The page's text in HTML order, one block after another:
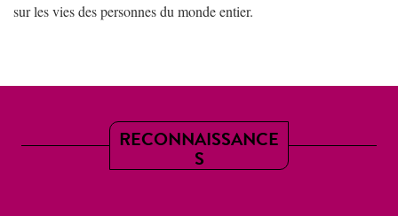
sur les vies des personnes du monde entier.
RECONNAISSANCE
S